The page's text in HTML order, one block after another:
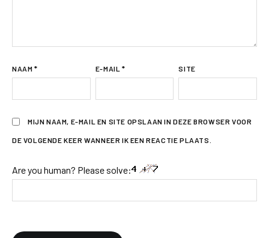
NAAM * E-MAIL * SITE
MIJN NAAM, E-MAIL EN SITE OPSLAAN IN DEZE BROWSER VOOR
DE VOLGENDE KEER WANNEER IK EEN REACTIE PLAATS.
Are you human? Please solve: